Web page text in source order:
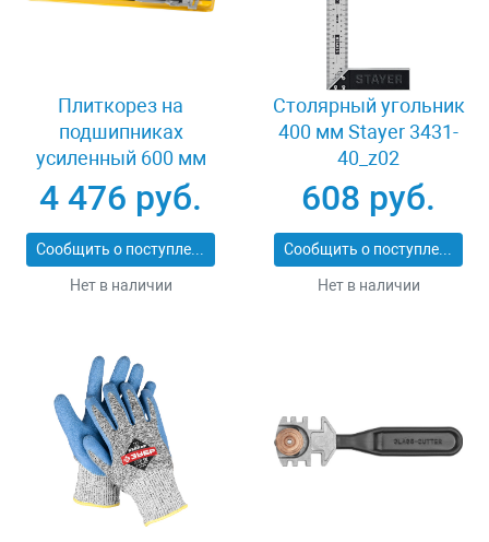
Плиткорез на
подшипниках
усиленный 600 мм
Stayer PROFI 3318-60
4 476 руб.
Сообщить о поступлении
Нет в наличии
Столярный угольник
400 мм Stayer 3431-
40_z02
608 руб.
Сообщить о поступлении
Нет в наличии